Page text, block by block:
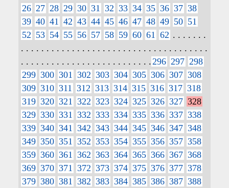
26 27 28 29 30 31 32 33 34 35 36 37 38
39 40 41 42 43 44 45 46 47 48 49 50 51
52 53 54 55 56 57 58 59 60 61 62 . . . . . . .
. . . . . . . . . . . . . . . . . . . . . . . . . . . . . . . . . . . . .
. . . . . . . . . . . . . . . . . . . . . . . . . . 296 297 298
299 300 301 302 303 304 305 306 307 308
309 310 311 312 313 314 315 316 317 318
319 320 321 322 323 324 325 326 327 328
329 330 331 332 333 334 335 336 337 338
339 340 341 342 343 344 345 346 347 348
349 350 351 352 353 354 355 356 357 358
359 360 361 362 363 364 365 366 367 368
369 370 371 372 373 374 375 376 377 378
379 380 381 382 383 384 385 386 387 388